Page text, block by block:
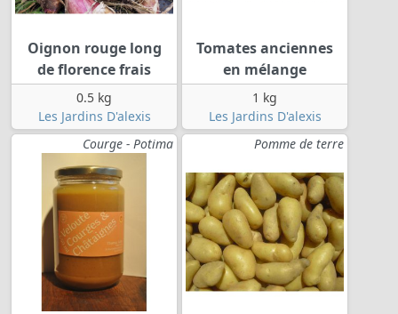
Oignon rouge long
de florence frais
0.5 kg
Les Jardins D'alexis
Tomates anciennes
en mélange
1 kg
Les Jardins D'alexis
Courge - Potima
Pomme de terre